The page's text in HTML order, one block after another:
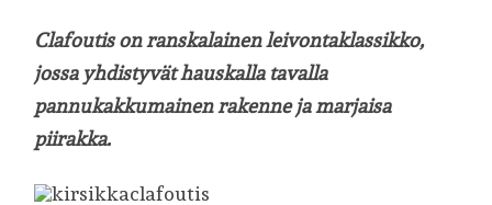
Clafoutis on ranskalainen leivontaklassikko,
jossa yhdistyvät hauskalla tavalla
pannukakkumainen rakenne ja marjaisa
piirakka.